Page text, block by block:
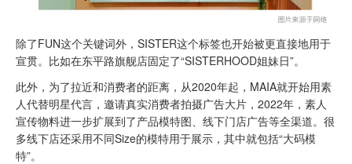
除了FUN这个关键词外，SISTER这个标签也开始被更直接地用于
宣贯。比如在东平路旗舰店固定了“SISTERHOOD姐妹日”。‍‍‍‍‍‍‍‍‍‍
此外，为了拉近和消费者的距离，从2020年起，MAIA就开始用素
人代替明星代言，邀请真实消费者拍摄广告大片，2022年，素人
宣传物料进一步扩展到了产品模特图、线下门店广告等全渠道。很
多线下店还采用不同Size的模特用于展示，其中就包括“大码模
特”。